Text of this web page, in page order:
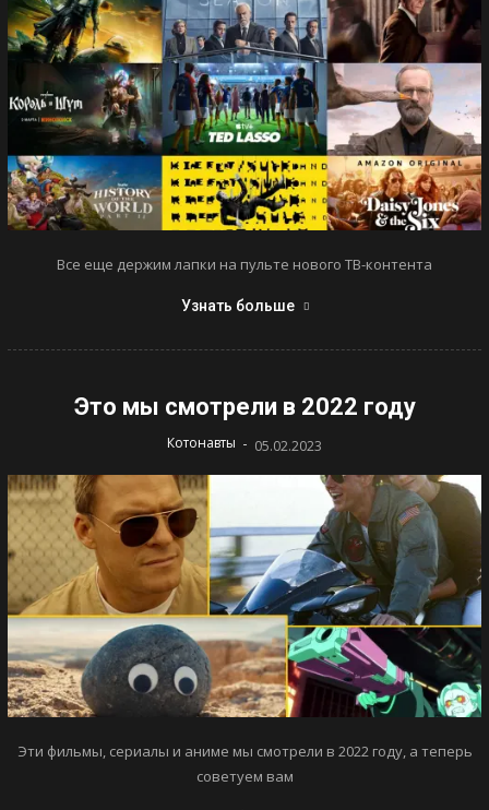
Все еще держим лапки на пульте нового ТВ-контента
Узнать больше
Это мы смотрели в 2022 году
Котонавты - 05.02.2023
Эти фильмы, сериалы и аниме мы смотрели в 2022 году, а теперь
советуем вам